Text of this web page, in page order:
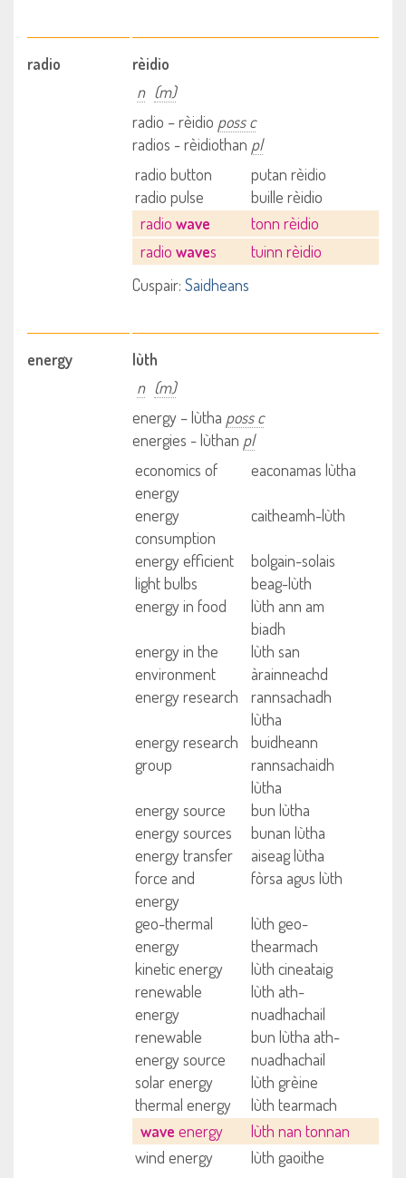
radio
rèidio
n (m)
radio – rèidio poss c
radios - rèidiothan pl
radio button
putan rèidio
radio pulse
buille rèidio
radio wave
tonn rèidio
radio waves
tuinn rèidio
Cuspair: Saidheans
energy
lùth
n (m)
energy – lùtha poss c
energies - lùthan pl
economics of
energy
eaconamas lùtha
energy
consumption
caitheamh-lùth
energy efficient
light bulbs
bolgain-solais
beag-lùth
energy in food
lùth ann am
biadh
energy in the
environment
lùth san
àrainneachd
energy research
rannsachadh
lùtha
energy research
group
buidheann
rannsachaidh
lùtha
energy source
bun lùtha
energy sources
bunan lùtha
energy transfer
aiseag lùtha
force and
energy
fòrsa agus lùth
geo-thermal
energy
lùth geo-
thearmach
kinetic energy
lùth cineataig
renewable
energy
lùth ath-
nuadhachail
renewable
energy source
bun lùtha ath-
nuadhachail
solar energy
lùth grèine
thermal energy
lùth tearmach
wave energy
lùth nan tonnan
wind energy
lùth gaoithe